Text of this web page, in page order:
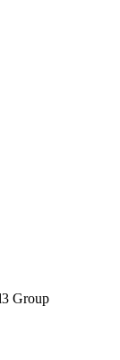
Group